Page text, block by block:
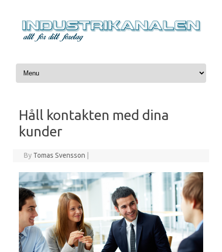
Skip to content
Håll kontakten med dina
kunder
By Tomas Svensson